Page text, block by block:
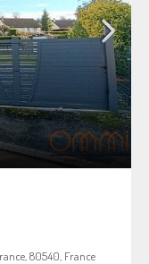
80540, France